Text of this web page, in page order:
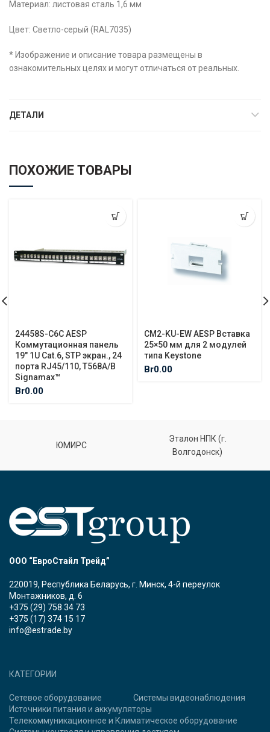
Материал: листовая сталь 1,6 мм
Цвет: Светло-серый (RAL7035)
* Изображение и описание товара размещены в
ознакомительных целях и могут отличаться от реальных.
ДЕТАЛИ
ПОХОЖИЕ ТОВАРЫ
24458S-C6C AESP
Коммутационная панель
19″ 1U Cat.6, STP экран., 24
порта RJ45/110, T568A/B
Signamax™
Br0.00
CM2-KU-EW AESP Вставка
25×50 мм для 2 модулей
типа Keystone
Br0.00
ЮМИРС
Эталон НПК (г.
Волгодонск)
ООО “ЕвроСтайл Трейд”
220019, Республика Беларусь, г. Минск, 4-й переулок
Монтажников, д. 6
+375 (29) 758 34 73
+375 (17) 374 15 17
info@estrade.by
КАТЕГОРИИ
Сетевое оборудование
Системы видеонаблюдения
Источники питания и аккумуляторы
Телекоммуникационное и Климатическое оборудование